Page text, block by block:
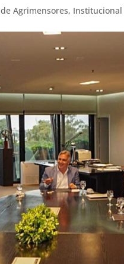
Agrimensores, Institucional